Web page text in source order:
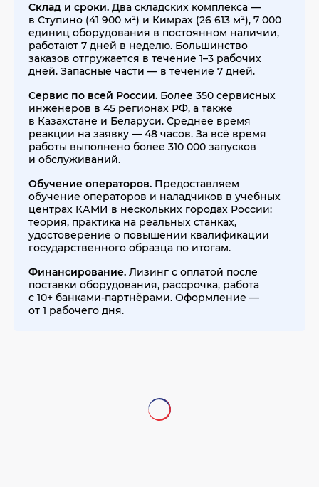
Склад и сроки. Два складских комплекса —
в Ступино (41 900 м²) и Кимрах (26 613 м²), 7 000
единиц оборудования в постоянном наличии,
работают 7 дней в неделю. Большинство
заказов отгружается в течение 1–3 рабочих
дней. Запасные части — в течение 7 дней.
Сервис по всей России. Более 350 сервисных
инженеров в 45 регионах РФ, а также
в Казахстане и Беларуси. Среднее время
реакции на заявку — 48 часов. За всё время
работы выполнено более 310 000 запусков
и обслуживаний.
Обучение операторов. Предоставляем
обучение операторов и наладчиков в учебных
центрах КАМИ в нескольких городах России:
теория, практика на реальных станках,
удостоверение о повышении квалификации
государственного образца по итогам.
Финансирование. Лизинг с оплатой после
поставки оборудования, рассрочка, работа
с 10+ банками-партнёрами. Оформление —
от 1 рабочего дня.